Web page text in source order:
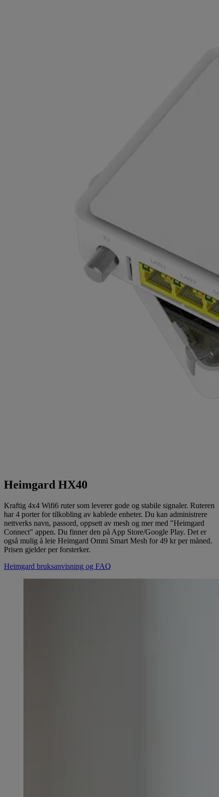
Heimgard HX40
Kraftig 4x4 Wifi6 ruter som leverer gode og stabile signaler. Ruteren
har 4 porter for tilkobling av kablede enheter. Du kan administrere
nettverks navn, passord, oppsett av mesh og mer med "Heimgard
Connect" appen. Du finner den på App Store/Google Play. Det er
også mulig å leie Heimgard Omni Smart Mesh for 49 kr per måned.
Prisen gjelder per forsterker.
Heimgard bruksanvisning og FAQ